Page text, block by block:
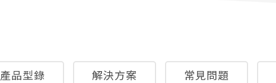
產品型錄 解決方案 常見問題